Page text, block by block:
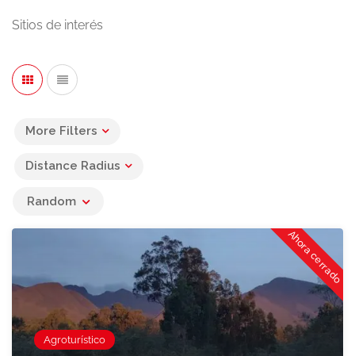
Sitios de interés
More Filters
Distance Radius
Random
Ahora cerrado
Agroturístico